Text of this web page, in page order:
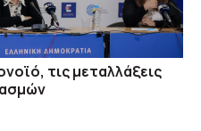
τις μεταλλάξεις